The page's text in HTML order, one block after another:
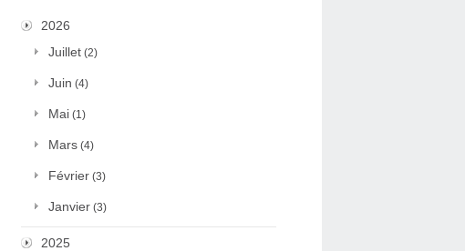
2026
Juillet (2)
Juin (4)
Mai (1)
Mars (4)
Février (3)
Janvier (3)
2025